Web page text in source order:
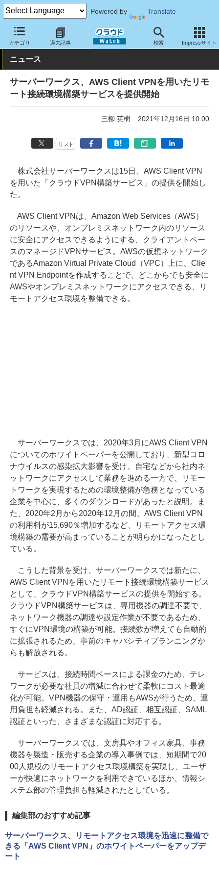
Powered by Translate
カテゴリ 過去記事 検索 Impressサイト
クラウド Watch ハード・インフラ パブリッククラウド AWS
ニュース
サーバーワークス、AWS Client VPNを用いたリモ
ート接続環境構築サービスを提供開始
三柳 英樹 2021年12月16日 10:00
リスト
株式会社サーバーワークスは15日、AWS Client VPN
を用いた「クラウドVPN構築サービス」の提供を開始し
た。
AWS Client VPNは、Amazon Web Services（AWS）
のリソースや、オンプレミスネットワーク内のリソース
に安全にアクセスできるようにする、クライアントベー
スのマネージドVPNサービス。AWSの仮想ネットワーク
であるAmazon Virtual Private Cloud（VPC）上に、Clie
nt VPN Endpointを作成することで、どこからでも安全に
AWSやオンプレミスネットワークにアクセスできる、リ
モートアクセス環境を整備できる。
サーバーワークスでは、2020年3月にAWS Client VPN
についてのホワイトペーパーを公開しており、新型コロ
ナウイルスの感染拡大影響を受け、自宅などから社内ネ
ットワークにアクセスして業務を進める一方で、リモー
トワークを実現するための環境整備が急務となっている
企業を中心に、多くのダウンロードがあったと説明。ま
た、2020年2月から2020年12月の間、AWS Client VPN
の利用料が15,690％増加するなど、リモートアクセス環
境構築の需要が高まっていることが明らかになったとし
ている。
こうした背景を受け、サーバーワークスでは新たに、
AWS Client VPNを用いたリモート接続環境構築サービス
として、クラウドVPN構築サービスの提供を開始する。
クラウドVPN構築サービスは、専用機器の調達不要で、
ネットワーク機器の調達や設定作業が不要であるため、
すぐにVPN環境の構築が可能。接続数が増えても自動的
に拡張されるため、事前のキャパシティプランニングか
らも解放される。
サービスは、接続時間ベースによる課金のため、テレ
ワークが必要な社員の増減に合わせて柔軟にコスト最適
化が可能。VPN機器の保守・運用もAWSが行うため、運
用負担も軽減される。また、AD認証、相互認証、SAML
認証といった、さまざまな認証に対応する。
サーバーワークスでは、文房具やオフィス家具、事務
機器を製造・販売する企業の導入事例では、短期間で20
00人規模のリモートアクセス環境構築を実現し、ユーザ
ーが快適にネットワークを利用できているほか、情報シ
ステム部の管理負担も軽減されたとしている。
編集部のおすすめ記事
サーバーワークス、リモートアクセス環境を迅速に整備で
きる「AWS Client VPN」のホワイトペーパーをアップデ
ート